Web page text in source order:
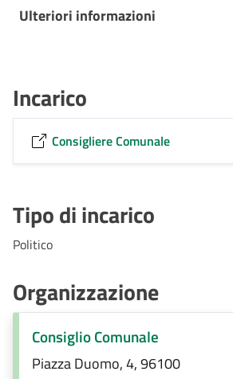
Ulteriori informazioni
Incarico
Consigliere Comunale
Tipo di incarico
Politico
Organizzazione
Consiglio Comunale
Piazza Duomo, 4, 96100